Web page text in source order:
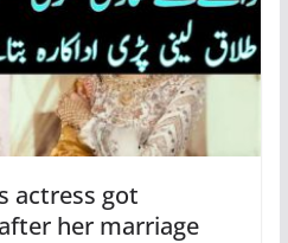
actress got
her marriage